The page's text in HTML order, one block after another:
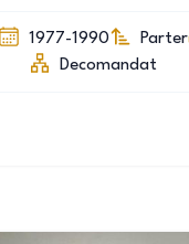
1977-1990 Parter
Decomandat